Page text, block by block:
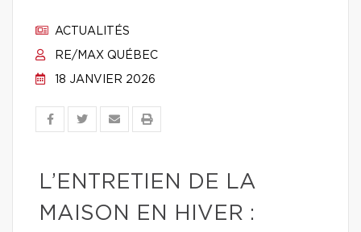
ACTUALITÉS
RE/MAX QUÉBEC
18 JANVIER 2026
L’ENTRETIEN DE LA
MAISON EN HIVER :